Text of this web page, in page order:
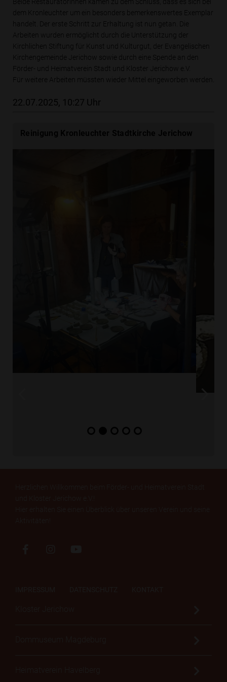
dem Kronleuchter um ein besonders bemerkenswertes Exemplar
handelt. Der erste Schritt zur Erhaltung ist nun getan. Die
Arbeiten wurden ermöglicht durch die Unterstützung der
Kirchlichen Stiftung für Kunst und Kulturgut, der Evangelischen
Kirchengemeinde Jerichow sowie durch eine Spende an den
Förder- und Heimatverein Stadt und Kloster Jerichow e.V.
Für weitere Arbeiten müssten wieder Mittel eingeworben werden.
22.07.2025, 10:27 Uhr